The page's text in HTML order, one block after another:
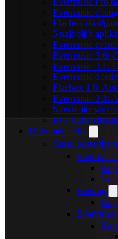
Evermusic
Flacbox
5 najboljih
Evermusic
Evermusic 3.6:
Evermusic 3.1:
Evermusic
Flacbox 1.6:
Evermusic 2.3:
Streamajte
iOS audio
Dokumentacija
Često
Evermusic
Evertag
Evervideo